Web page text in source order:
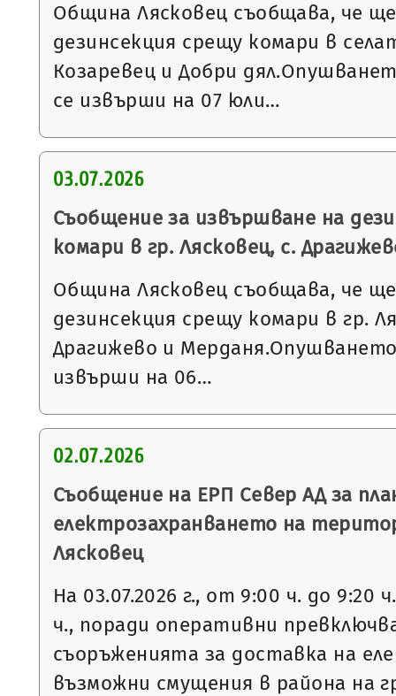
Община Лясковец съобщава, че
дезинсекция срещу комари в
Козаревец и Добри
се извърши на 07 юли…
03.07.2026
Съобщение за извършване на
комари в гр. Лясковец, с.
Община Лясковец съобщава, че
дезинсекция срещу комари в гр.
Драгижево и
извърши на 06…
02.07.2026
Съобщение на ЕРП Север АД за
електрозахранването на
Лясковец
На 03.07.2026 г., от 9:00 ч. до 9:20
ч., поради оперативни
съоръженията за доставка на
възможни смущения в района на